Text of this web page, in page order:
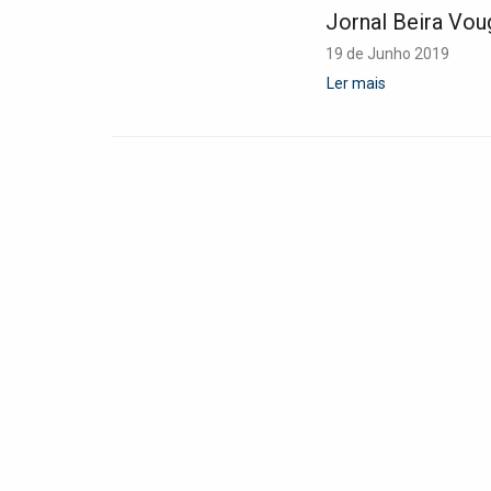
Jornal Beira
19 de Junho 2019
Ler mais